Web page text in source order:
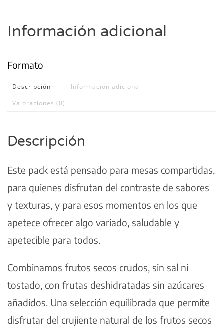
Información adicional
Formato
Descripción
Información adicional
Valoraciones (0)
Descripción
Este pack está pensado para mesas compartidas,
para quienes disfrutan del contraste de sabores
y texturas, y para esos momentos en los que
apetece ofrecer algo variado, saludable y
apetecible para todos.
Combinamos frutos secos crudos, sin sal ni
tostado, con frutas deshidratadas sin azúcares
añadidos. Una selección equilibrada que permite
disfrutar del crujiente natural de los frutos secos